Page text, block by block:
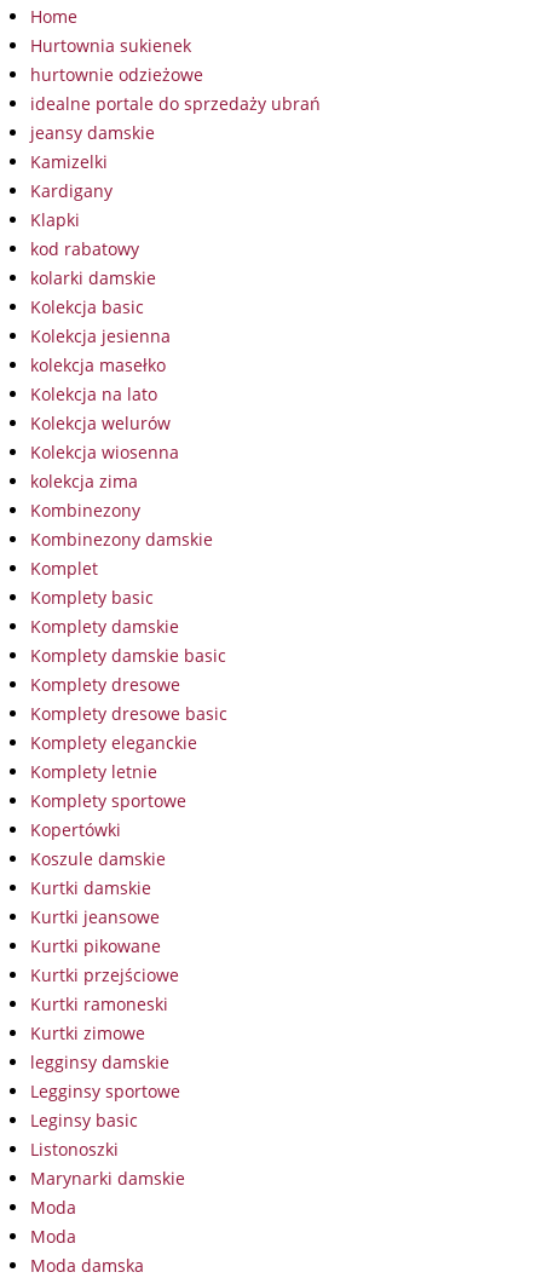
Home
Hurtownia sukienek
hurtownie odzieżowe
idealne portale do sprzedaży ubrań
jeansy damskie
Kamizelki
Kardigany
Klapki
kod rabatowy
kolarki damskie
Kolekcja basic
Kolekcja jesienna
kolekcja masełko
Kolekcja na lato
Kolekcja welurów
Kolekcja wiosenna
kolekcja zima
Kombinezony
Kombinezony damskie
Komplet
Komplety basic
Komplety damskie
Komplety damskie basic
Komplety dresowe
Komplety dresowe basic
Komplety eleganckie
Komplety letnie
Komplety sportowe
Kopertówki
Koszule damskie
Kurtki damskie
Kurtki jeansowe
Kurtki pikowane
Kurtki przejściowe
Kurtki ramoneski
Kurtki zimowe
legginsy damskie
Legginsy sportowe
Leginsy basic
Listonoszki
Marynarki damskie
Moda
Moda
Moda damska